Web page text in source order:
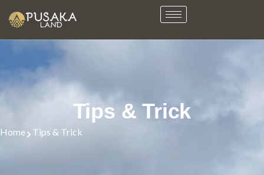
Tips & Trick
Home Tips & Trick